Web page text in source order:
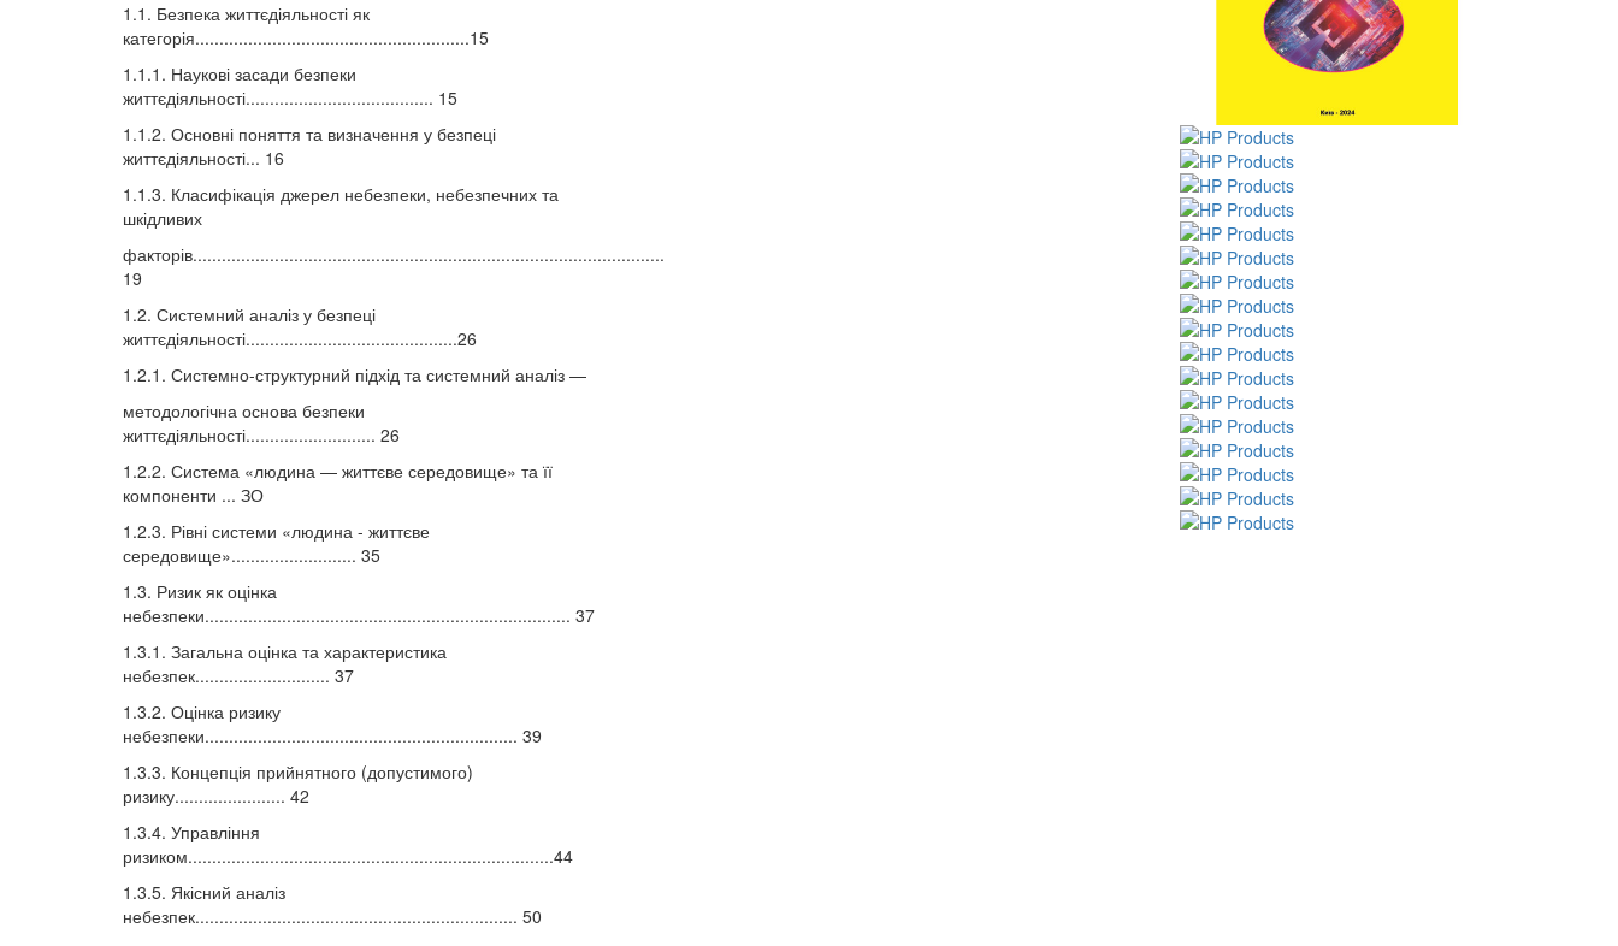
1.1. Безпека життєдіяльності як
категорія.........................................................15
1.1.1. Наукові засади безпеки
життєдіяльності....................................... 15
1.1.2. Основні поняття та визначення у безпеці
життєдіяльності... 16
1.1.3. Класифікація джерел небезпеки, небезпечних та
шкідливих
факторів..................................................................................................
19
1.2. Системний аналіз у безпеці
життєдіяльності............................................26
1.2.1. Системно-структурний підхід та системний аналіз —
методологічна основа безпеки
життєдіяльності........................... 26
1.2.2. Система «людина — життєве середовище» та її
компоненти ... ЗО
1.2.3. Рівні системи «людина - життєве
середовище».......................... 35
1.3. Ризик як оцінка
небезпеки............................................................................ 37
1.3.1. Загальна оцінка та характеристика
небезпек............................ 37
1.3.2. Оцінка ризику
небезпеки................................................................. 39
1.3.3. Концепція прийнятного (допустимого)
ризику....................... 42
1.3.4. Управління
ризиком............................................................................44
1.3.5. Якісний аналіз
небезпек................................................................... 50